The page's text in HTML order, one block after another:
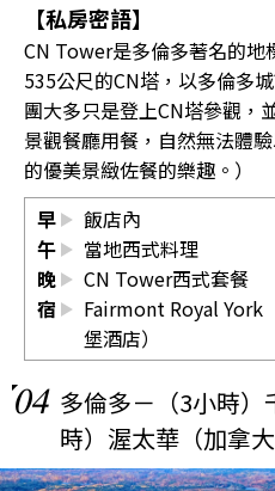
【私房密語】
CN Tower是多倫多著名的地
535公尺的CN塔，以多倫多
團大多只是登上CN塔參觀，
景觀餐廳用餐，自然無法體
的優美景緻佐餐的樂趣。）
早
飯店內
午
當地西式料理
晚
CN Tower西式套餐
宿
Fairmont Royal York
堡酒店）
04 多倫多－（3小時
時）渥太華（加拿大